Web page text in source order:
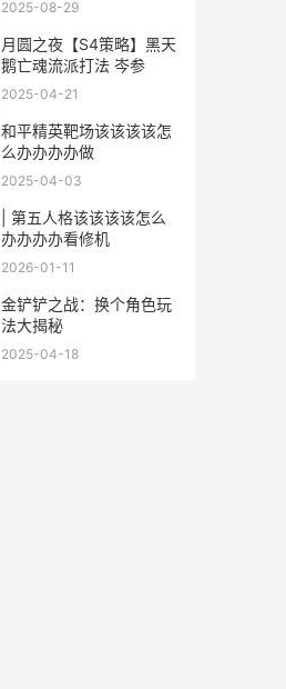
2025-08-29
月圆之夜【S4策略】黑天
鹅亡魂流派打法 岑参
2025-04-21
和平精英靶场该该该该怎
么办办办办做
2025-04-03
| 第五人格该该该该怎么
办办办办看修机
2026-01-11
金铲铲之战：换个角色玩
法大揭秘
2025-04-18